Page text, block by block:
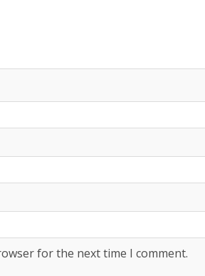
for the next time I comment.